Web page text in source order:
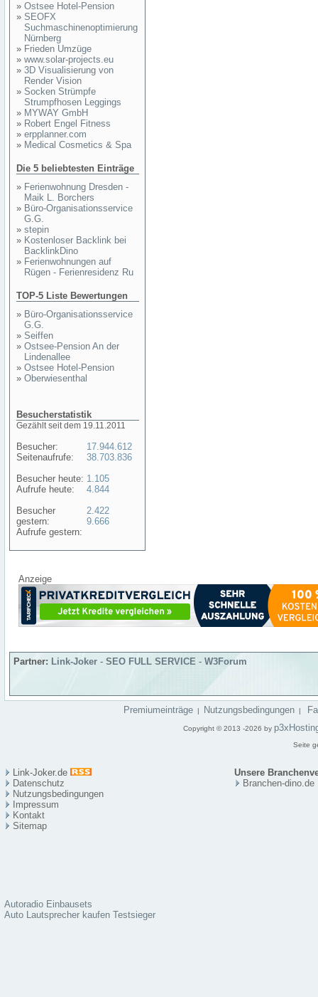
» Ostsee Hotel-Pension
» SEOFX
Suchmaschinenoptimierung
Nürnberg
» Frieden Umzüge
» www.solar-projects.eu
» 3D Visualisierung von
Render Vision
» Socken Strümpfe
Strumpfhosen Leggings
» MYWAY GmbH
» Robert Engel Fitness
» erpplanner.com
» Medical Cosmetics & Spa
Die 5 beliebtesten Einträge
» Ferienwohnung Dresden -
Maik L. Borchers
» Büro-Organisationsservice
G.G.
» stepin
» Kostenloser Backlink bei
BacklinkDino
» Ferienwohnungen auf
Rügen - Ferienresidenz Ru
TOP-5 Liste Bewertungen
» Büro-Organisationsservice
G.G.
» Seiffen
» Ostsee-Pension An der
Lindenallee
» Ostsee Hotel-Pension
» Oberwiesenthal
Besucherstatistik
Gezählt seit dem 19.11.2011
Besucher:
Seitenaufrufe:
Besucher heute:
Aufrufe heute:
Besucher
gestern:
Aufrufe gestern:
17.944.612
38.703.836
1.105
4.844
2.422
9.666
Anzeige
Partner: Link-Joker - SEO FULL SERVICE - W3Forum
Premiumeinträge | Nutzungsbedingungen |
Copyright © 2013 -2026 by
Seite
Link-Joker.de
Unsere
Datenschutz
Nutzungsbedingungen
Impressum
Kontakt
Sitemap
Branchen-dino.de
Autoradio Einbausets
Auto Lautsprecher kaufen Testsieger